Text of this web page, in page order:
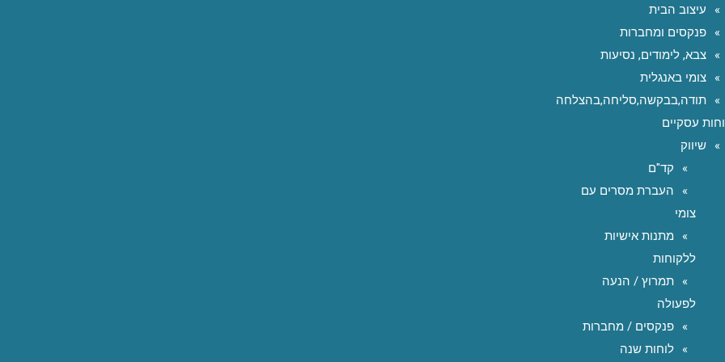
עיצוב הבית
פנקסים ומחברות
צבא, לימודים, נסיעות
צומי באנגלית
תודה,בבקשה,סליחה,בהצלחה
עסקיים
שיווק
קד"ם
העברת מסרים עם
צומי
מתנות אישיות
ללקוחות
תמרוץ / הנעה
לפעולה
פנקסים / מחברות
לוחות שנה